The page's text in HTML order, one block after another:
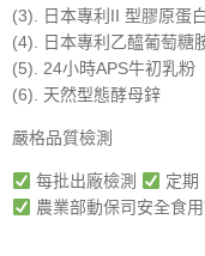
(3). 日本專利II 型膠原蛋白
(4). 日本專利乙醯葡萄糖
(5). 24小時APS牛初乳粉
(6). 天然型態酵母鋅
嚴格品質檢測
每批出廠檢測
定期
農業部動保司安全食